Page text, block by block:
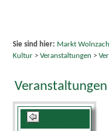
Sie sind hier: Markt Wolnzach
Kultur> Veranstaltungen >
Veranstaltungen